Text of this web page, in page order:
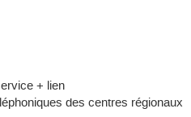
+ lien
des centres régionaux